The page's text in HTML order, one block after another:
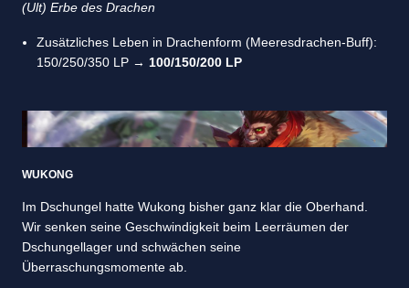
(Ult) Erbe des Drachen
Zusätzliches Leben in Drachenform (Meeresdrachen-Buff):
150/250/350 LP → 100/150/200 LP
WUKONG
Im Dschungel hatte Wukong bisher ganz klar die Oberhand.
Wir senken seine Geschwindigkeit beim Leerräumen der
Dschungellager und schwächen seine
Überraschungsmomente ab.